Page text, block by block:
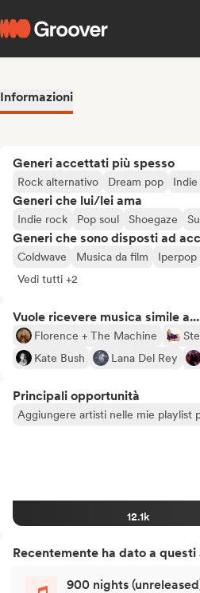
Informazioni
Generi accettati più spesso
Rock alternativo Dream pop
Generi che lui/lei ama
Indie rock Pop soul Shoegaze
Generi che sono disposti ad
Coldwave Musica da film Iperpop
Vedi tutti +2
Vuole ricevere musica simile a...
Florence + The Machine
Kate Bush
Lana Del Rey
Principali opportunità
Aggiungere artisti nelle mie playlist
12.1k
Recentemente ha dato a
900 nights